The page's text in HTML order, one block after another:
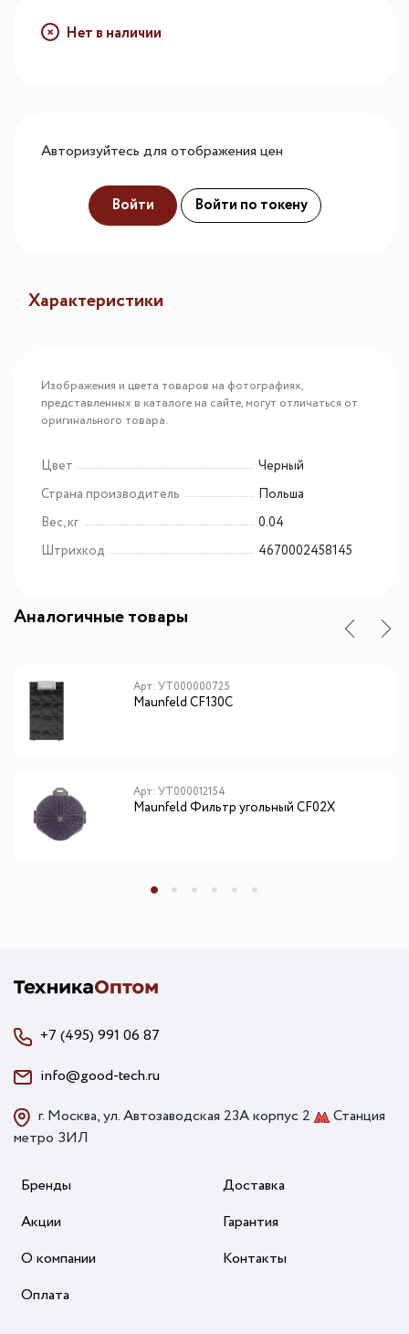
Нет в наличии
Авторизуйтесь для отображения цен
Войти Войти по токену
Характеристики
Изображения и цвета товаров на фотографиях,
представленных в каталоге на сайте, могут отличаться от
оригинального товара.
Цвет
Черный
Страна производитель
Польша
Вес, кг
0.04
Штрихкод
4670002458145
Аналогичные товары
Арт: УТ000000725
Maunfeld CF130С
Арт: УТ000012154
Maunfeld Фильтр угольный CF02X
+7 (495) 991 06 87
info@good-tech.ru
г. Москва, ул. Автозаводская 23А корпус 2
Станция
метро ЗИЛ
Бренды
Акции
О компании
Оплата
Доставка
Гарантия
Контакты